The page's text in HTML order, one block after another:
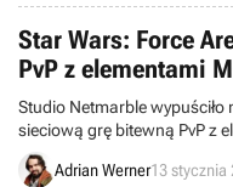
Star Wars: Force
PvP z elementami
Studio Netmarble wypuściło
sieciową grę bitewną PvP z
pokierować
wojen.Adrian Werner13 stycznia